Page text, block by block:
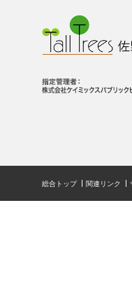
総合トップ 関連リンク